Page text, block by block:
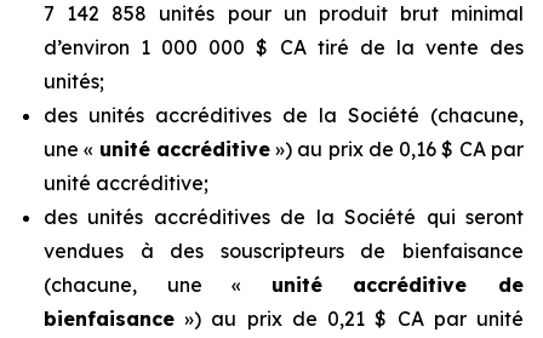
7 142 858 unités pour un produit brut minimal
d’environ 1 000 000 $ CA tiré de la vente des
unités;
des unités accréditives de la Société (chacune,
une « unité accréditive») au prix de 0,16 $ CA par
unité accréditive;
des unités accréditives de la Société qui seront
vendues à des souscripteurs de bienfaisance
(chacune, une « unité accréditive de
bienfaisance ») au prix de 0,21 $ CA par unité